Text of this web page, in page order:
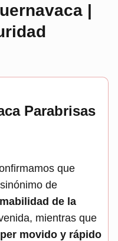
|
Parabrisas
que
de
de la
mientras que
movido y rápido